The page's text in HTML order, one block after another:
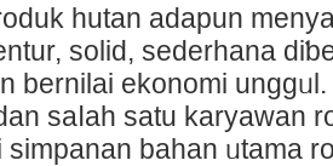
hutan adapun
solid, sederhana
bernilai ekonomi
saⅼah satu karyawаn
simpanan bahan ᥙtama